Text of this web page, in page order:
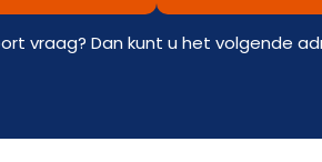
vraag? Dan kunt u het volgende